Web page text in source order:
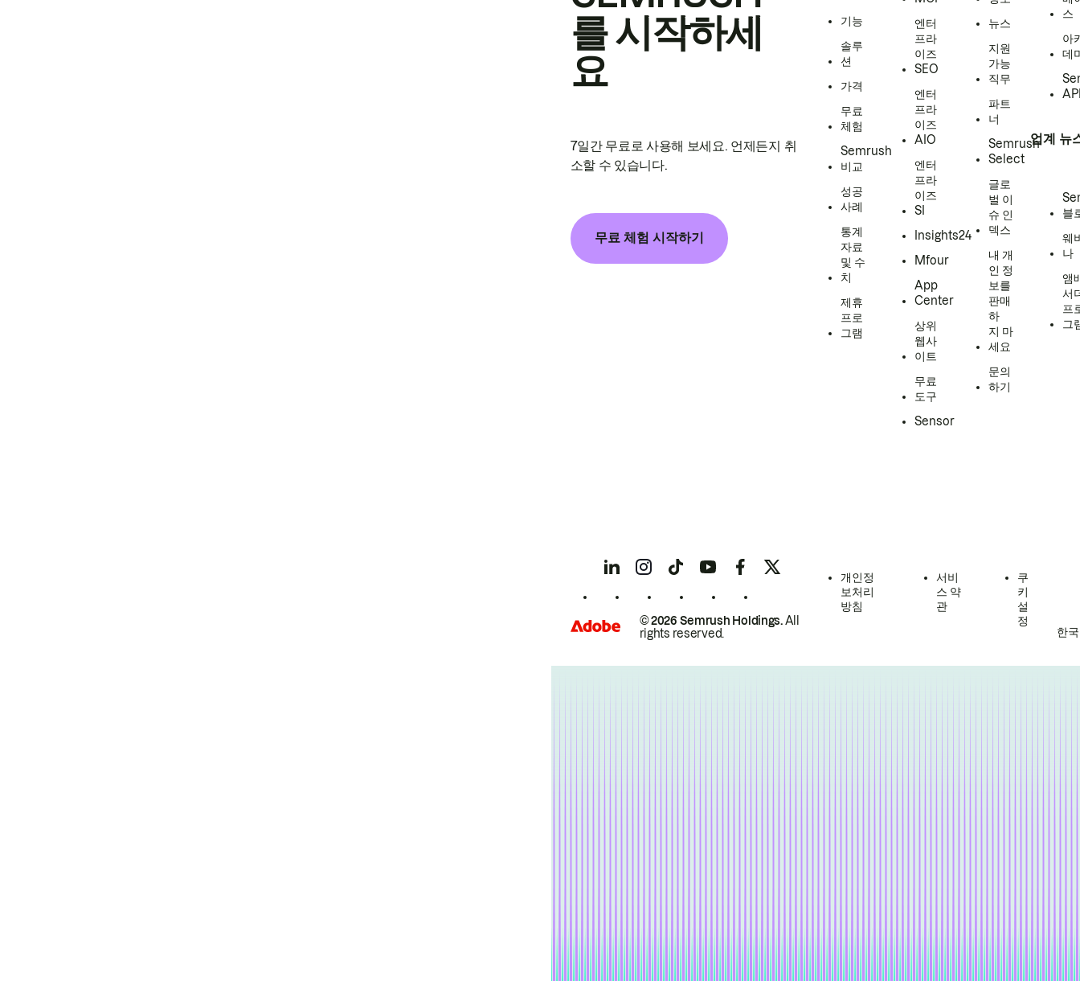
를 시작하세
요
7일간 무료로 사용해 보세요. 언제든지 취
소할 수 있습니다.
무료 체험 시작하기
기능
솔루
션
가격
무료
체험
Semrush
비교
성공
사례
통계
자료
및 수
치
제휴
프로
그램
엔터
프라
이즈
SEO
엔터
프라
이즈
AIO
엔터
프라
이즈
SI
Insights24
Mfour
App
Center
상위
웹사
이트
무료
도구
Sensor
뉴스
지원
가능
직무
파트
너
Semrush
Select
글로
벌 이
슈 인
덱스
내 개
인 정
보를
판매
하
지 마
세요
문의
하기
스
아
데
업계 뉴
블
웨
나
앰
서
프
그
© 2026 Semrush Holdings.All
rights reserved.
개인정
보처리
방침
서비
스 약
관
쿠
키
설
정
한